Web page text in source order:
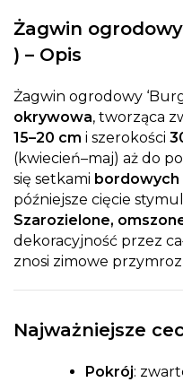
Żagwin
) – Opis
Żagwin ogrodowy
okrywowa, tworząca
15–20 cm i szerokości
(kwiecień–maj) aż do
się setkami
późniejsze cięcie
Szarozielone,
dekoracyjność przez
znosi zimowe
Najważniejsze
Pokrój: